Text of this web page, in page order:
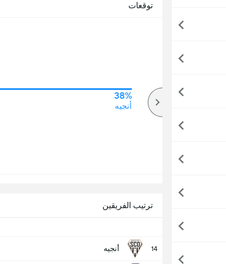
ترتيب الفريقين
14 أنجيه
توقعات
38%
أنجيه